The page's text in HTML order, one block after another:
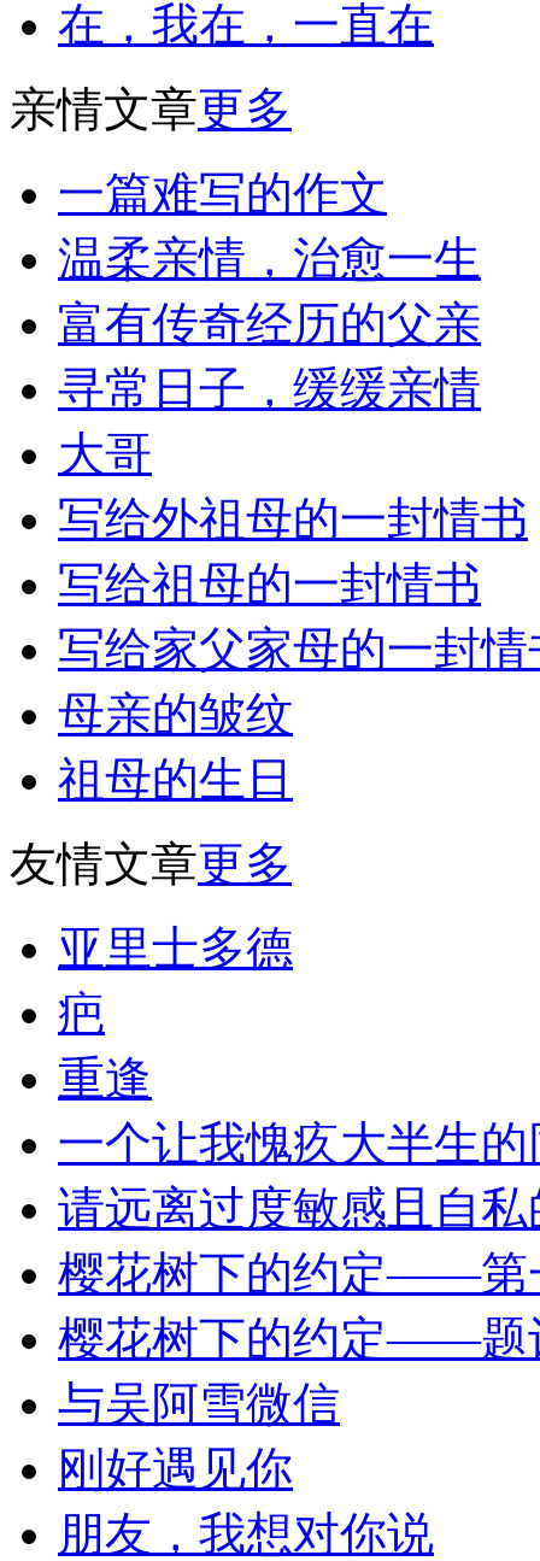
在，我在，一直在
亲情文章更多
一篇难写的作文
温柔亲情，治愈一生
富有传奇经历的父亲
寻常日子，缓缓亲情
大哥
写给外祖母的一封情书
写给祖母的一封情书
写给家父家母的一封情
母亲的皱纹
祖母的生日
友情文章更多
亚里士多德
疤
重逢
一个让我愧疚大半生的
请远离过度敏感且自私
樱花树下的约定——第
樱花树下的约定——题
与吴阿雪微信
刚好遇见你
朋友，我想对你说